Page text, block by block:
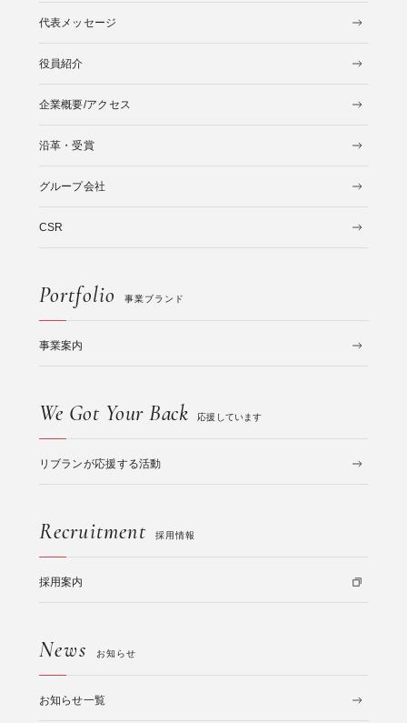
代表メッセージ
役員紹介
企業概要/アクセス
沿革・受賞
グループ会社
CSR
Portfolio 事業ブランド
事業案内
We Got Your Back 応援しています
リブランが応援する活動
Recruitment 採用情報
採用案内
News お知らせ
お知らせ一覧